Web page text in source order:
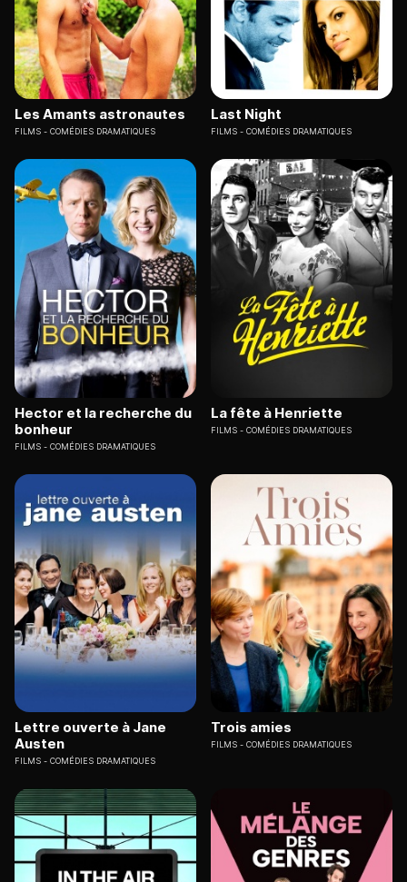
Les Amants astronautes
FILMS COMÉDIES DRAMATIQUES
Last Night
FILMS COMÉDIES DRAMATIQUES
Hector et la recherche du
bonheur
FILMS COMÉDIES DRAMATIQUES
La fête à Henriette
FILMS COMÉDIES DRAMATIQUES
Lettre ouverte à Jane
Austen
FILMS COMÉDIES DRAMATIQUES
Trois amies
FILMS COMÉDIES DRAMATIQUES